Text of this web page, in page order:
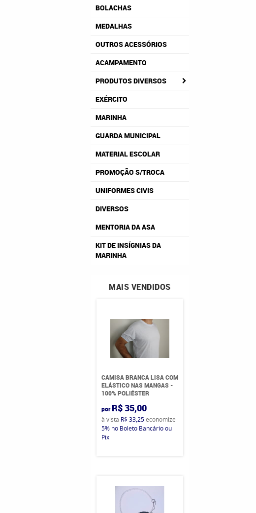
BOLACHAS
MEDALHAS
OUTROS ACESSÓRIOS
ACAMPAMENTO
PRODUTOS DIVERSOS
EXÉRCITO
MARINHA
GUARDA MUNICIPAL
MATERIAL ESCOLAR
PROMOÇÃO S/TROCA
UNIFORMES CIVIS
DIVERSOS
MENTORIA DA ASA
KIT DE INSÍGNIAS DA
MARINHA
MAIS VENDIDOS
CAMISA BRANCA LISA COM
ELÁSTICO NAS MANGAS -
100% POLIÉSTER
por R$ 35,00
à vista R$ 33,25economize
5% no Boleto Bancário ou
Pix